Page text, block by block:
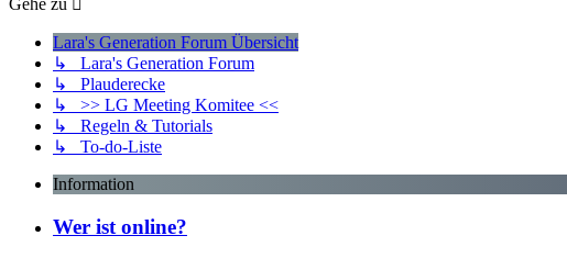
Gehe zu
Lara's Generation Forum Übersicht
↳ Lara's Generation Forum
↳ Plauderecke
↳ >> LG Meeting Komitee <<
↳ Regeln & Tutorials
↳ To-do-Liste
Information
Wer ist online?